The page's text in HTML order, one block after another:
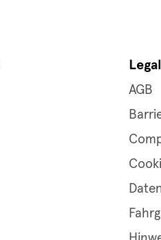
AGB